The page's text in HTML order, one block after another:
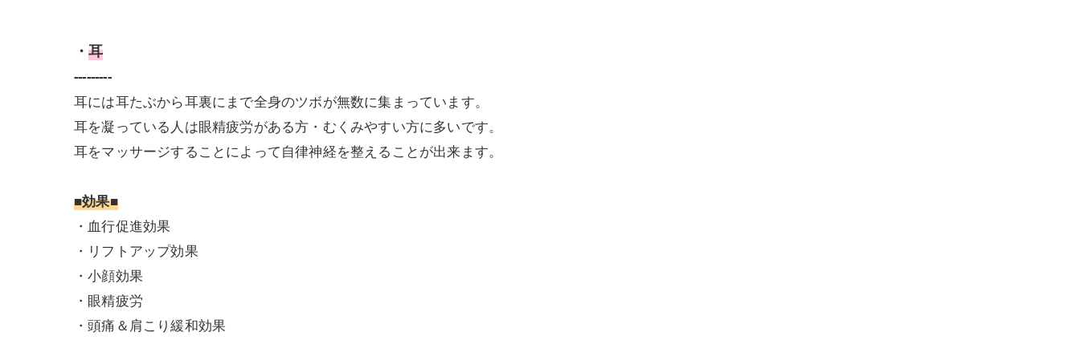
・耳
---------
耳には耳たぶから耳裏にまで全身のツボが無数に集まっています。
耳を凝っている人は眼精疲労がある方・むくみやすい方に多いです。
耳をマッサージすることによって自律神経を整えることが出来ます。
■効果■
・血行促進効果
・リフトアップ効果
・小顔効果
・眼精疲労
・頭痛＆肩こり緩和効果